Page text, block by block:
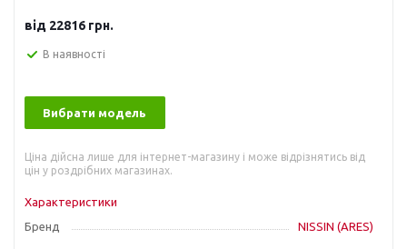
від 22816 грн.
В наявності
Вибрати модель
Ціна дійсна лише для інтернет-магазину і може відрізнятись від
цін у роздрібних магазинах.
Характеристики
Бренд
NISSIN (ARES)